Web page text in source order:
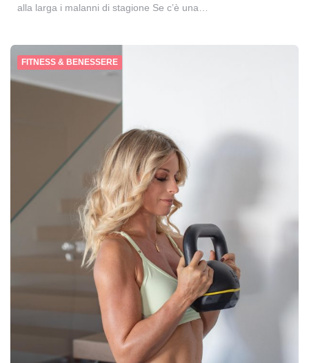
alla larga i malanni di stagione Se c’è una…
FITNESS & BENESSERE